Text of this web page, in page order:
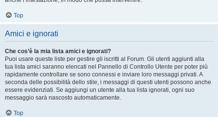
Top
Amici e ignorati
Che cos’è la mia lista amici e ignorati?
Puoi usare queste liste per gestire gli iscritti al Forum. Gli utenti aggiunti alla
tua lista amici saranno elencati nel Pannello di Controllo Utente per poter più
rapidamente controllare se sono connessi e inviare loro messaggi privati. A
seconda delle possibilità dello stile, i messaggi di questi utenti possono anche
essere evidenziati. Se aggiungi un utente alla tua lista ignorati, ogni suo
messaggio sarà nascosto automaticamente.
Top